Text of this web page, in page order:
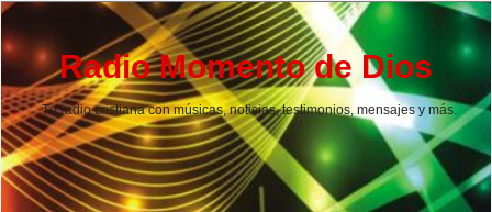
Skip
to
contentRadio Momento de Dios
Tu radio cristiana con músicas, noticias, testimonios, mensajes y más.